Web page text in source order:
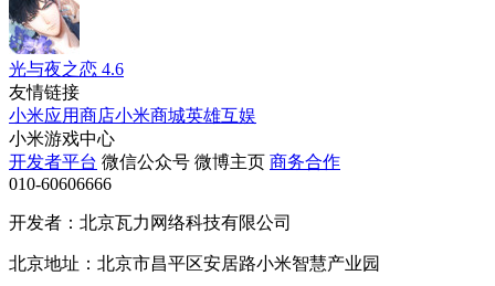
光与夜之恋 4.6
友情链接
小米应用商店小米商城英雄互娱
小米游戏中心
开发者平台 微信公众号 微博主页 商务合作
010-60606666
开发者：北京瓦力网络科技有限公司
北京地址：北京市昌平区安居路小米智慧产业园